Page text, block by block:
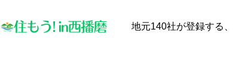
地元140社が登録する